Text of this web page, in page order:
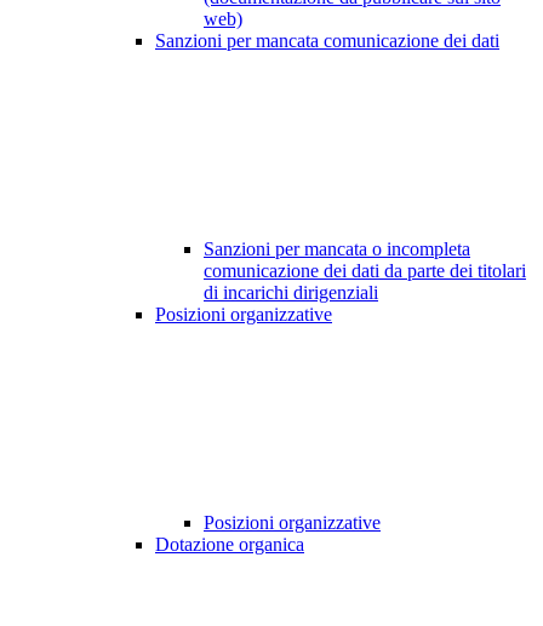
web)
Sanzioni per mancata comunicazione dei dati
Sanzioni per mancata o incompleta
comunicazione dei dati da parte dei titolari
di incarichi dirigenziali
Posizioni organizzative
Posizioni organizzative
Dotazione organica